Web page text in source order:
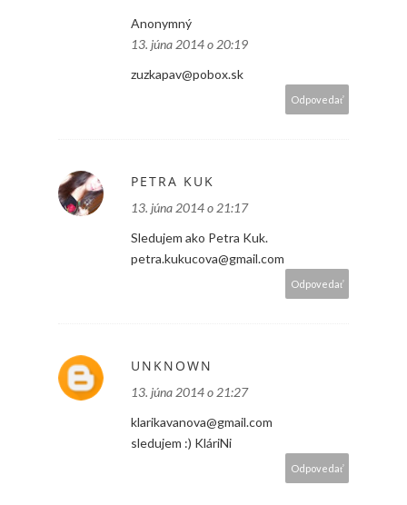
Anonymný
13. júna 2014 o 20:19
zuzkapav@pobox.sk
Odpovedať
PETRA KUK
13. júna 2014 o 21:17
Sledujem ako Petra Kuk.
petra.kukucova@gmail.com
Odpovedať
UNKNOWN
13. júna 2014 o 21:27
klarikavanova@gmail.com
sledujem :) KláriNi
Odpovedať